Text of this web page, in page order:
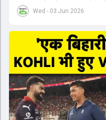
Wed - 03 Jun 2026
भारतीय बल्लेबाजों का स्ट्राइक रेट
1426 छक्के लगे और 65 बार टीमों ने
स्ट्राइक रेट के साथ मोस्ट वैल्युएबल
और बेंगलुरु के प्रदर्शन के साथ-साथ
के आंकड़ों का भी विश्लेषण किया गया